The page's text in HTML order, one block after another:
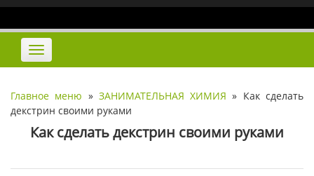
Наверх
Переключить
навигацию
Главное меню » ЗАНИМАТЕЛЬНАЯ ХИМИЯ » Как сделать
декстрин своими руками
Как сделать декстрин своими руками